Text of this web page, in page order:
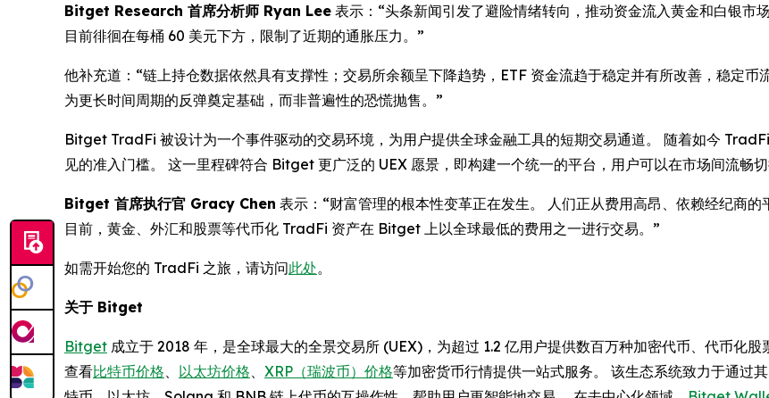
Bitget Research 首席分析师 Ryan Lee 表示：“头条新闻引发了避险情绪转向，推动资金流入黄金和白银市
目前徘徊在每桶 60 美元下方，限制了近期的通胀压力。”
他补充道：“链上持仓数据依然具有支撑性；交易所余额呈下降趋势，ETF 资金流趋于稳定并有所改善，稳定
为更长时间周期的反弹奠定基础，而非普遍性的恐慌抛售。”
Bitget TradFi 被设计为一个事件驱动的交易环境，为用户提供全球金融工具的短期交易通道。 随着如今
见的准入门槛。 这一里程碑符合 Bitget 更广泛的 UEX 愿景，即构建一个统一的平台，用户可以在市场间流畅切
Bitget 首席执行官 Gracy Chen 表示：“财富管理的根本性变革正在发生。 人们正从费用高昂、依赖经纪商的
目前，黄金、外汇和股票等代币化 TradFi 资产在 Bitget 上以全球最低的费用之一进行交易。”
如需开始您的 TradFi 之旅，请访问此处。
关于 Bitget
Bitget 成立于 2018 年，是全球最大的全景交易所 (UEX)，为超过 1.2 亿用户提供数百万种加密代币、代币化
查看比特币价格 以太坊价格 XRP（瑞波币）价格等加密货币行情提供一站式服务。 该生态系统致力于通过